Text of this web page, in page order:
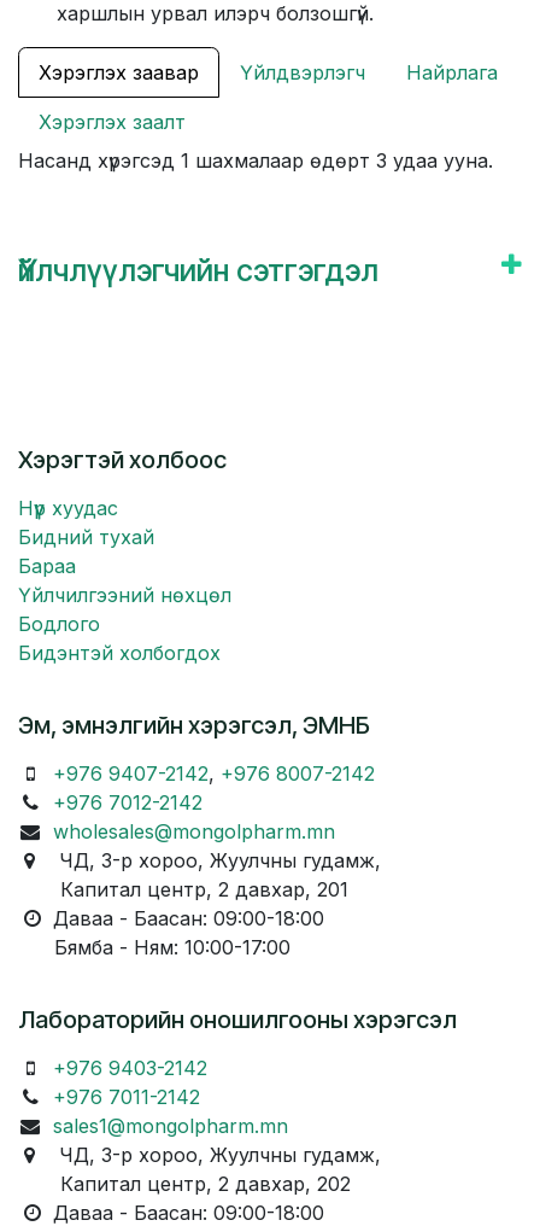
харшлын урвал илэрч болзошгүй.
Хэрэглэх заавар Үйлдвэрлэгч Найрлага
Хэрэглэх заалт
Насанд хүрэгсэд 1 шахмалаар өдөрт 3 удаа ууна.
Үйлчлүүлэгчийн сэтгэгдэл
Хэрэгтэй холбоос
Нүүр хуудас
Бидний тухай
Бараа
Үйлчилгээний нөхцөл
Бодлого
Бидэнтэй холбогдох
Эм, эмнэлгийн хэрэгсэл, ЭМНБ
+976 9407-2142, +976 8007-2142
+976 7012-2142
wholesales@mongolpharm.mn
ЧД, 3-р хороо, Жуулчны гудамж,
Капитал центр, 2 давхар, 201
Даваа - Баасан: 09:00-18:00
Бямба - Ням: 10:00-17:00
Лабораторийн оношилгооны хэрэгсэл
+976 9403-2142
+976 7011-2142
sales1@mongolpharm.mn
ЧД, 3-р хороо, Жуулчны гудамж,
Капитал центр, 2 давхар, 202
Даваа - Баасан: 09:00-18:00